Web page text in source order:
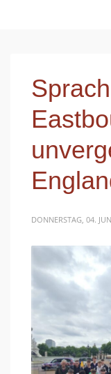
DONNERSTAG, 04.